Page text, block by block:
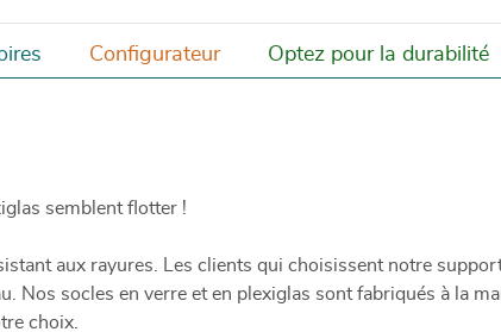
Configurateur Optez pour la durabilité
semblent flotter !
aux rayures. Les clients qui choisissent notre
Nos socles en verre et en plexiglas sont fabriqués à la
choix.